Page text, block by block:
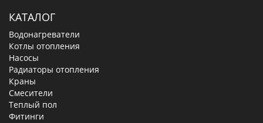
КАТАЛОГ
Водонагреватели
Котлы отопления
Насосы
Радиаторы отопления
Краны
Смесители
Теплый пол
Фитинги